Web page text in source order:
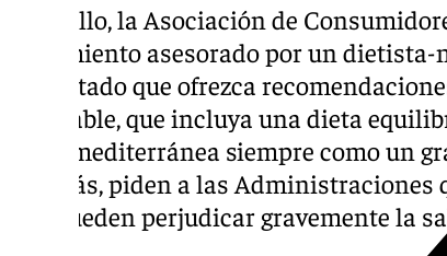
Ante ello, la Asociación de
tratamiento asesorado por un
acreditado que ofrezca
saludable, que incluya una dieta
dieta mediterránea siempre como un
Además, piden a las
que pueden perjudicar gravemente la